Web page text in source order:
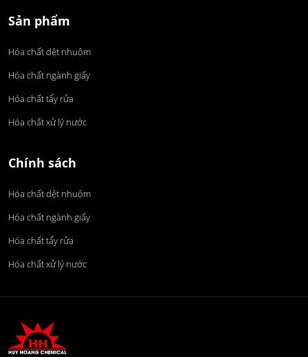
Sản phẩm
Hóa chất dệt nhuộm
Hóa chất ngành giấy
Hóa chất tẩy rửa
Hóa chất xử lý nước
Chính sách
Hóa chất dệt nhuộm
Hóa chất ngành giấy
Hóa chất tẩy rửa
Hóa chất xử lý nước